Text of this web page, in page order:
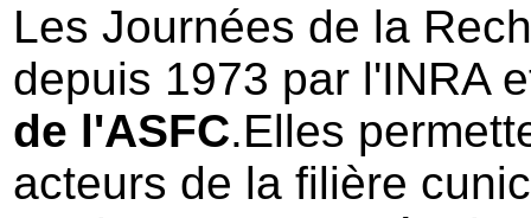
Les Journées de la
depuis 1973 par l'INRA
de l'ASFC.Elles
acteurs de la filière